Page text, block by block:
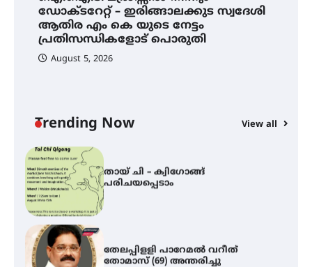
ഡോക്ടറേറ്റ് – ഇരിങ്ങാലക്കുട സ്വദേശി
ആതിര എം കെ യുടെ നേട്ടം
പ്രതിസന്ധികളോട് പൊരുതി
August 5, 2026
Trending Now View all
ഐ.ഐ.ടി മദ്രാസ്സിൽ നിന്നും
ഡോക്ടറേറ്റ് – ഇരിങ്ങാലക്കുട
സ്വദേശി ആതിര എം കെ യുടെ
നേട്ടം പ്രതിസന്ധികളോട് പൊരുതി
തായ് ചി – ക്വിഗോങ്ങ്
പരിചയപ്പെടാം
തേലപ്പിളളി പാറേമൽ വറീത്
തോമാസ് (69) അന്തരിച്ചു